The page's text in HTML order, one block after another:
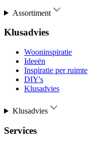
Assortiment
Klusadvies
Wooninspiratie
Ideeën
Inspiratie per ruimte
DIY's
Klusadvies
Klusadvies
Services